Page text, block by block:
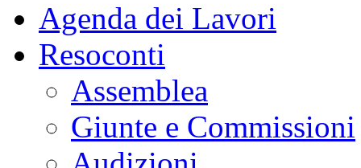
Agenda dei Lavori
Resoconti
Assemblea
Giunte e Commissioni